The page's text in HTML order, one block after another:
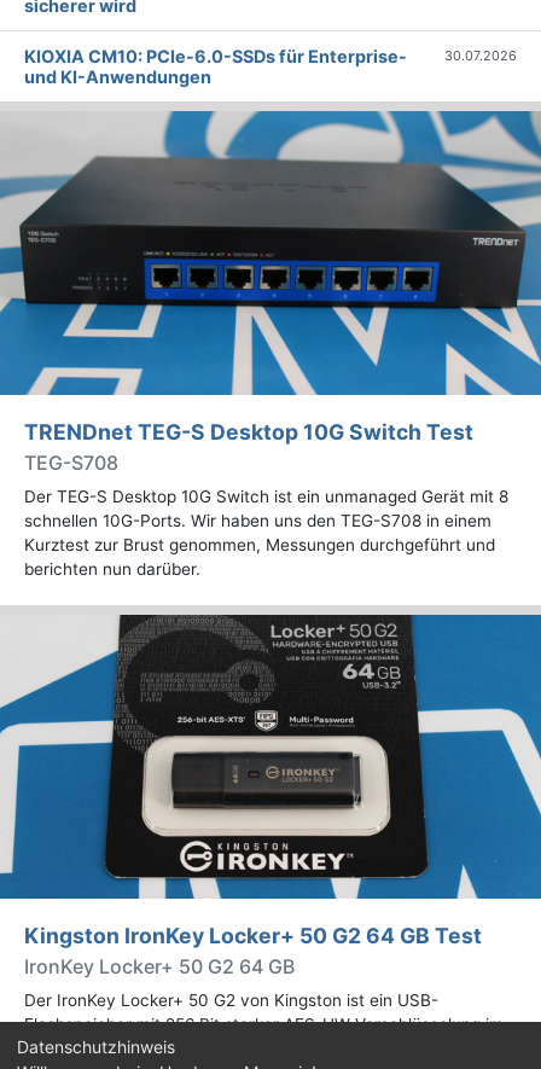
sicherer wird
KIOXIA CM10: PCIe-6.0-SSDs für Enterprise-
und KI-Anwendungen
30.07.2026
TRENDnet TEG-S Desktop 10G Switch Test
TEG-S708
Der TEG-S Desktop 10G Switch ist ein unmanaged Gerät mit 8
schnellen 10G-Ports. Wir haben uns den TEG-S708 in einem
Kurztest zur Brust genommen, Messungen durchgeführt und
berichten nun darüber.
Kingston IronKey Locker+ 50 G2 64 GB Test
IronKey Locker+ 50 G2 64 GB
Der IronKey Locker+ 50 G2 von Kingston ist ein USB-
Flashspeicher mit 256 Bit starker AES-HW-Verschlüsselung im
XTS-Modus. Wir haben das 64-GB-Modell im Praxistest
Datenschutzhinweis